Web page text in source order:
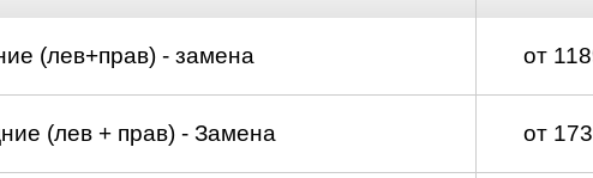
(лев+прав) - замена от
(лев + прав) - Замена от